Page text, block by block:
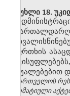
მუხლი 18.
საფრთხის
საშუალებებით
საქართველოს
ნორმატიული